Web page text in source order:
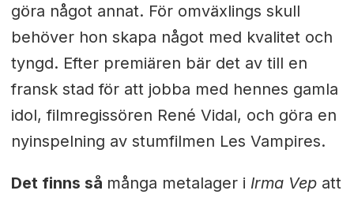
göra något annat. För omväxlings skull
behöver hon skapa något med kvalitet och
tyngd. Efter premiären bär det av till en
fransk stad för att jobba med hennes gamla
idol, filmregissören René Vidal, och göra en
nyinspelning av stumfilmen Les Vampires.
Det finns så många metalager i Irma Vep att